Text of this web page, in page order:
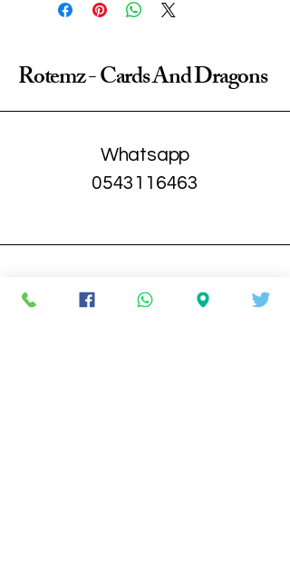
Rotemz - Cards And Dragons
Whatsapp
0543116463
קניון ערי החוף